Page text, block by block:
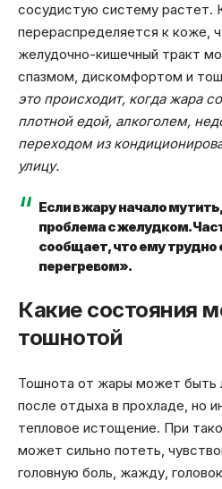
сосудистую систему растет.
перераспределяется к коже,
желудочно-кишечный тракт
спазмом, дискомфортом и
это происходит, когда жара
плотной едой, алкоголем,
переходом из
улицу.
Если в жару начало
проблема с желудком.
сообщает, что ему трудно
перегревом».
Какие состояния
тошнотой
Тошнота от жары может быть
после отдыха в прохладе, но
тепловое истощение. При
может сильно потеть,
головную боль, жажду,